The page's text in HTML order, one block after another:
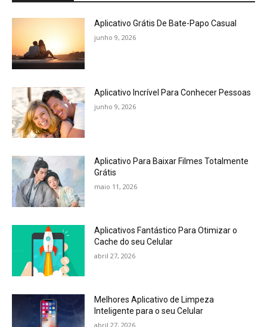
Aplicativo Grátis De Bate-Papo Casual
junho 9, 2026
Aplicativo Incrível Para Conhecer Pessoas
junho 9, 2026
Aplicativo Para Baixar Filmes Totalmente
Grátis
maio 11, 2026
Aplicativos Fantástico Para Otimizar o
Cache do seu Celular
abril 27, 2026
Melhores Aplicativo de Limpeza
Inteligente para o seu Celular
abril 27, 2026